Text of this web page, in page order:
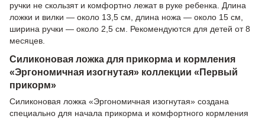
ручки не скользят и комфортно лежат в руке ребенка. Длина
ложки и вилки — около 13,5 см, длина ножа — около 15 см,
ширина ручки — около 2,5 см. Рекомендуются для детей от 8
месяцев.
Силиконовая ложка для прикорма и кормления
«Эргономичная изогнутая» коллекции «Первый
прикорм»
Силиконовая ложка «Эргономичная изогнутая» создана
специально для начала прикорма и комфортного кормления